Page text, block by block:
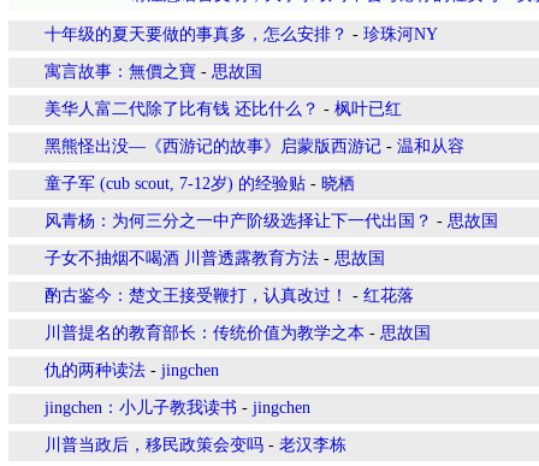
十年级的夏天要做的事真多，怎么安排？ - 珍珠河NY
寓言故事：無價之寶 - 思故国
美华人富二代除了比有钱 还比什么？ - 枫叶已红
黑熊怪出没—《西游记的故事》启蒙版西游记 - 温和从容
童子军 (cub scout, 7-12岁) 的经验贴 - 晓栖
风青杨：为何三分之一中产阶级选择让下一代出国？ - 思故国
子女不抽烟不喝酒 川普透露教育方法 - 思故国
酌古鉴今：楚文王接受鞭打，认真改过！ - 红花落
川普提名的教育部长：传统价值为教学之本 - 思故国
仇的两种读法 - jingchen
jingchen：小儿子教我读书 - jingchen
川普当政后，移民政策会变吗 - 老汉李栋